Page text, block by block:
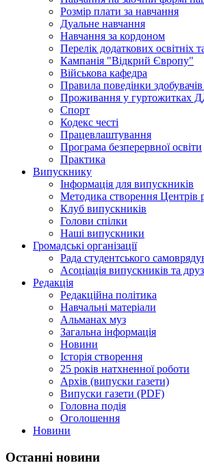
Розмір плати за навчання
Дуальне навчання
Навчання за кордоном
Перелік додаткових освітніх
Кампанія "Відкрий Європу"
Військова кафедра
Правила поведінки
Проживання у гуртожитках
Спорт
Кодекс честі
Працевлаштування
Програма безперервної освіти
Практика
Випускнику
Інформація для випускників
Методика створення Центрів
Клуб випускників
Голови спілки
Наші випускники
Громадські організації
Рада студентського
Асоціація випускників та
Редакція
Редакційна політика
Навчальні матеріали
Альманах муз
Загальна інформація
Новини
Історія створення
25 років натхненної роботи
Архів (випуски газети)
Випуски газети (PDF)
Головна подія
Оголошення
Новини
Останні новини